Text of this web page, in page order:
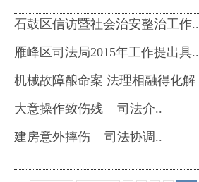
石鼓区信访暨社会治安整治工作..
雁峰区司法局2015年工作提出具..
机械故障酿命案 法理相融得化解
大意操作致伤残 司法介..
建房意外摔伤 司法协调..